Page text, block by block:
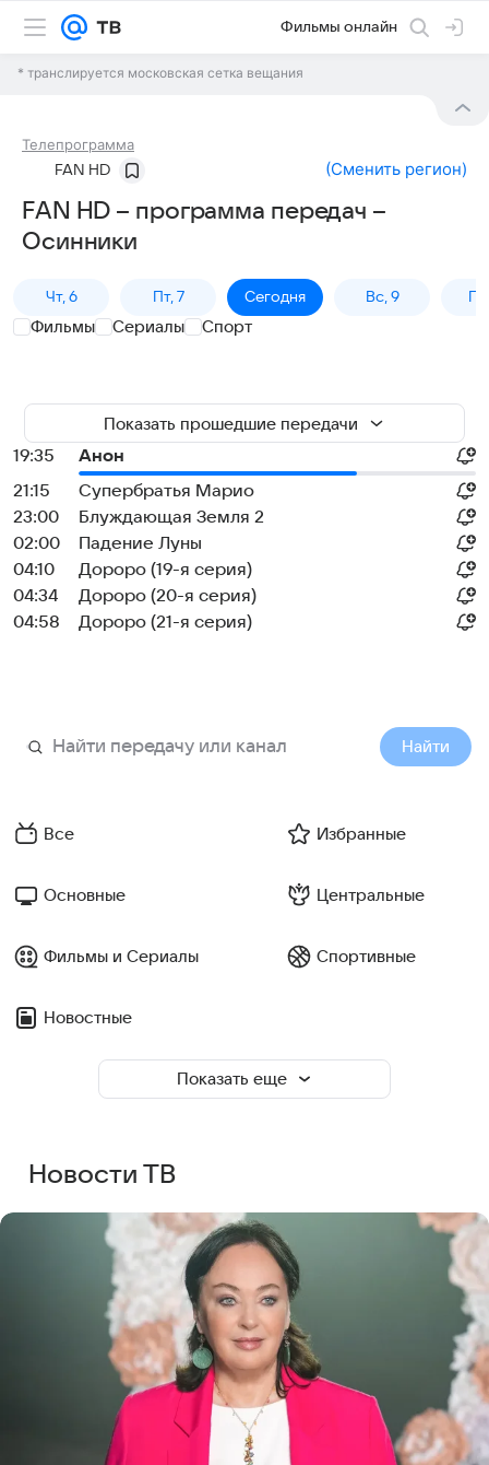
Фильмы онлайн
* транслируется московская сетка вещания
Телепрограмма
FAN HD (Сменить регион)
FAN HD – программа передач –
Осинники
Чт, 6 Пт, 7 Сегодня Вс, 9
Фильмы Сериалы Спорт
Показать прошедшие передачи
19:35
Анон
21:15
Супербратья Марио
23:00
Блуждающая Земля 2
02:00
Падение Луны
04:10
Дороро (19-я серия)
04:34
Дороро (20-я серия)
04:58
Дороро (21-я серия)
Найти
Все Избранные
Основные Центральные
Фильмы и Сериалы Спортивные
Новостные
Показать еще
Новости ТВ